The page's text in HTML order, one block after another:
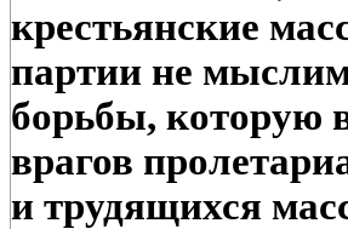
крестьянские
партии не
борьбы, которую
врагов
и трудящихся